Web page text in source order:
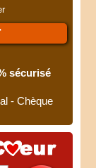
sécurisé
- Chèque